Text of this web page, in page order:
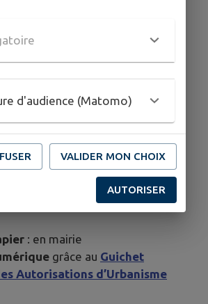
le document
: en Mairie
:iciou surgeoportail-
votre demande
: en mairie
grâce au Guichet
Autorisations d’Urbanisme
d'audience (Matomo)
VALIDER MON CHOIX
AUTORISER